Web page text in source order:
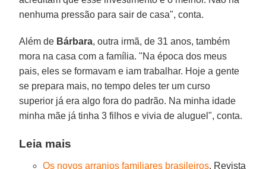
nenhuma pressão para sair de casa", conta.
Além de Bárbara, outra irmã, de 31 anos, também
mora na casa com a família. "Na época dos meus
pais, eles se formavam e iam trabalhar. Hoje a gente
se prepara mais, no tempo deles ter um curso
superior já era algo fora do padrão. Na minha idade
minha mãe já tinha 3 filhos e vivia de aluguel", conta.
Leia mais
Os novos arranjos familiares brasileiros. Revista